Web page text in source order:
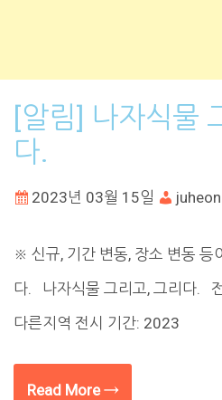
[알림] 나자식물
다.
2023년 03월 15일
※ 신규, 기간 변동, 장소 변동 등
다. 나자식물 그리고, 그리다.
다른지역 전시 기간: 2023
Read More →